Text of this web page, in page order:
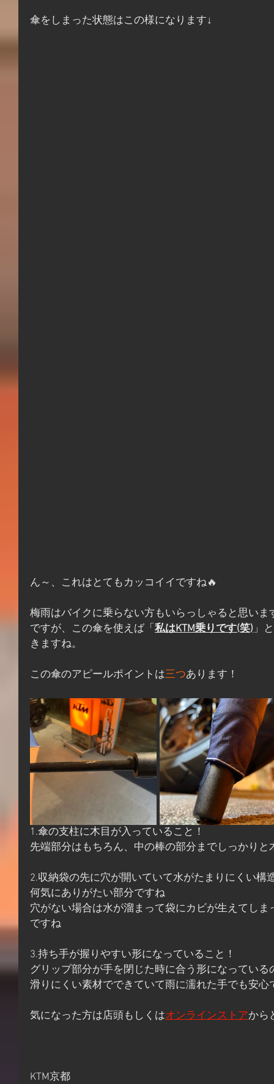
傘をしまった状態はこの様になります↓
ん～、これはとてもカッコイイですね🔥
梅雨はバイクに乗らない方もいらっしゃると思いま
ですが、この傘を使えば「 私はKTM乗りです(笑) 」
きますね。
この傘のアピールポイントは三つあります！
1.傘の支柱に木目が入っていること！
先端部分はもちろん、中の棒の部分までしっかりと
2.収納袋の先に穴が開いていて水がたまりにくい構
何気にありがたい部分ですね
穴がない場合は水が溜まって袋にカビが生えてし
ですね
3.持ち手が握りやすい形になっていること！
グリップ部分が手を閉じた時に合う形になってい
滑りにくい素材でできていて雨に濡れた手でも安心
気になった方は店頭もしくはオンラインストアから
KTM京都